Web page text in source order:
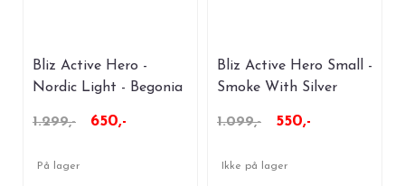
Bliz Active Hero -
Nordic Light - Begonia
1.299,-
650,-
På lager
Bliz Active Hero Small -
Smoke With Silver
1.099,-
550,-
Ikke på lager